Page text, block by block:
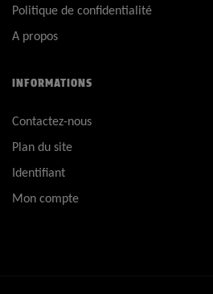
Politique de confidentialité
A propos
INFORMATIONS
Contactez-nous
Plan du site
Identifiant
Mon compte